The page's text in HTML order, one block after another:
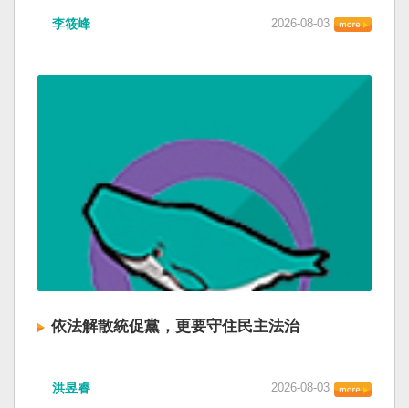
李筱峰 2026-08-03
依法解散統促黨，更要守住民主法治
洪昱睿 2026-08-03